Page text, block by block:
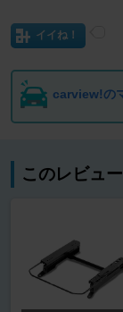
イイね！
carview!の
このレビュ